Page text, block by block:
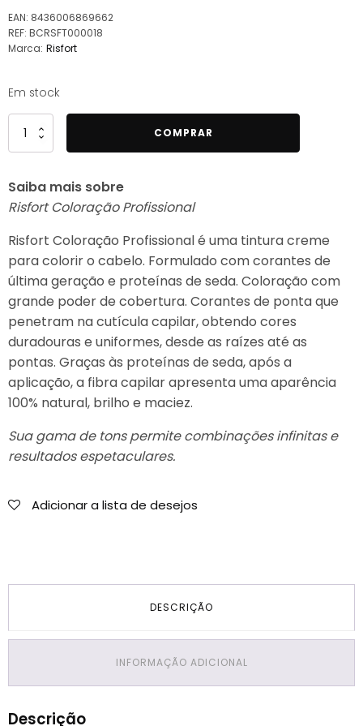
EAN: 8436006869662
REF: BCRSFT000018
Marca: Risfort
Em stock
Quantidade
de
Coloração
Profissional
Castanho
Marrom
Claro
100ml
COMPRAR
Saiba mais sobre
Risfort Coloração Profissional
Risfort Coloração Profissional é uma tintura creme
para colorir o cabelo. Formulado com corantes de
última geração e proteínas de seda. Coloração com
grande poder de cobertura. Corantes de ponta que
penetram na cutícula capilar, obtendo cores
duradouras e uniformes, desde as raízes até as
pontas. Graças às proteínas de seda, após a
aplicação, a fibra capilar apresenta uma aparência
100% natural, brilho e maciez.
Sua gama de tons permite combinações infinitas e
resultados espetaculares.
Adicionar a lista de desejos
DESCRIÇÃO
INFORMAÇÃO ADICIONAL
Descrição